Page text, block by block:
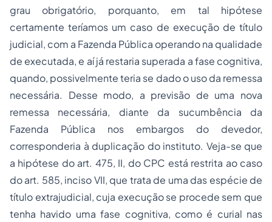
grau obrigatório, porquanto, em tal hipótese
certamente teríamos um caso de execução de título
judicial, com a Fazenda Pública operando na qualidade
de executada, e aí já restaria superada a fase cognitiva,
quando, possivelmente teria se dado o uso da remessa
necessária. Desse modo, a previsão de uma nova
remessa necessária, diante da sucumbência da
Fazenda Pública nos embargos do devedor,
corresponderia à duplicação do instituto. Veja-se que
a hipótese do art. 475, II, do CPC está restrita ao caso
do art. 585, inciso VII, que trata de uma das espécie de
título extrajudicial, cuja execução se procede sem que
tenha havido uma fase cognitiva, como é curial nas